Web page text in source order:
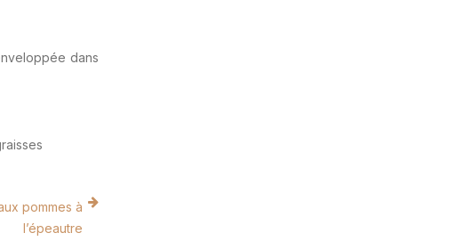
dans
pommes à
l’épeautre